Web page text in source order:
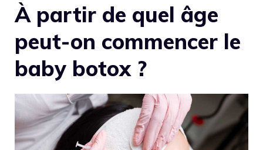
À partir de quel âge
peut-on commencer le
baby botox ?